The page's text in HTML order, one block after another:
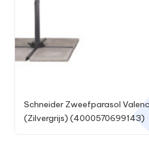
Schneider Zweefparasol
(Zilvergrijs) (4000570699143)